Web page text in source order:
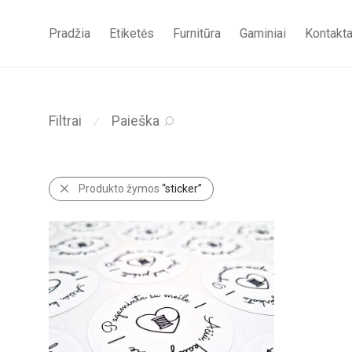
Pradžia Etiketės Furnitūra Gaminiai
Filtrai ⁄ Paieška
Produkto žymos “sticker”